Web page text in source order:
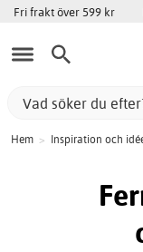
Fri frakt över 599 kr
Hem > Inspiration och